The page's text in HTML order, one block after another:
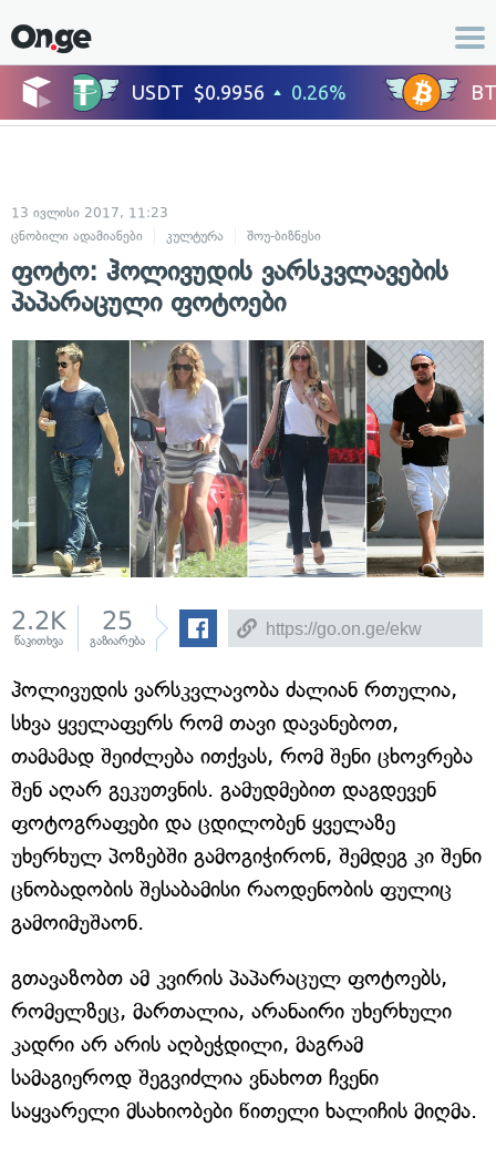
13 ივლისი 2017, 11:23
ცნობილი ადამიანები
კულტურა შოუ-ბიზნესი
ფოტო: ჰოლივუდის ვარსკვლავების
პაპარაცული ფოტოები
2.2K
წაკითხვა
25
გაზიარება
ჰოლივუდის ვარსკვლავობა ძალიან რთულია,
სხვა ყველაფერს რომ თავი დავანებოთ,
თამამად შეიძლება ითქვას, რომ შენი ცხოვრება
შენ აღარ გეკუთვნის. გამუდმებით დაგდევენ
ფოტოგრაფები და ცდილობენ ყველაზე
უხერხულ პოზებში გამოგიჭირონ, შემდეგ კი შენი
ცნობადობის შესაბამისი რაოდენობის ფულიც
გამოიმუშაონ.
გთავაზობთ ამ კვირის პაპარაცულ ფოტოებს,
რომელზეც, მართალია, არანაირი უხერხული
კადრი არ არის აღბეჭდილი, მაგრამ
სამაგიეროდ შეგვიძლია ვნახოთ ჩვენი
საყვარელი მსახიობები წითელი ხალიჩის მიღმა.